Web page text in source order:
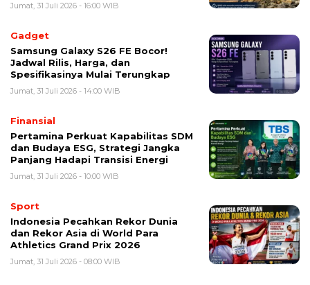
Jumat, 31 Juli 2026 - 16:00 WIB
Gadget
Samsung Galaxy S26 FE Bocor!
Jadwal Rilis, Harga, dan
Spesifikasinya Mulai Terungkap
Jumat, 31 Juli 2026 - 14:00 WIB
Finansial
Pertamina Perkuat Kapabilitas SDM
dan Budaya ESG, Strategi Jangka
Panjang Hadapi Transisi Energi
Jumat, 31 Juli 2026 - 10:00 WIB
Sport
Indonesia Pecahkan Rekor Dunia
dan Rekor Asia di World Para
Athletics Grand Prix 2026
Jumat, 31 Juli 2026 - 08:00 WIB